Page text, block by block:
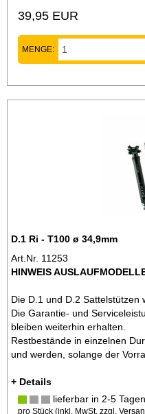
39,95 EUR
MENGE:
D.1 Ri - T100 ø 34,9mm
Art.Nr. 11253
HINWEIS
Die D.1 und D.2 Sattelstützen
Die Garantie- und
bleiben weiterhin erhalten.
Restbestände in einzelnen
und werden, solange der
+ Details
lieferbar in 2-5 Tagen
pro Stück (inkl. MwSt. zzgl.